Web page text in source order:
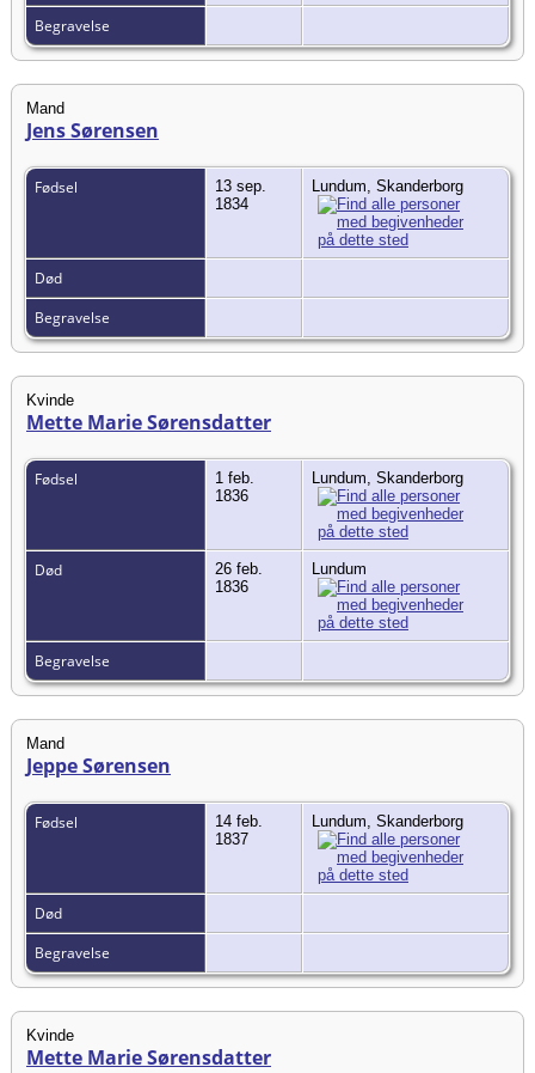
Begravelse
Mand
Jens Sørensen
Fødsel
13 sep.
1834
Lundum, Skanderborg
Død
Begravelse
Kvinde
Mette Marie Sørensdatter
Fødsel
1 feb.
1836
Lundum, Skanderborg
Død
26 feb.
1836
Lundum
Begravelse
Mand
Jeppe Sørensen
Fødsel
14 feb.
1837
Lundum, Skanderborg
Død
Begravelse
Kvinde
Mette Marie Sørensdatter